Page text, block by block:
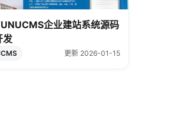
企业建站系统源码
发
更新 2026-01-15